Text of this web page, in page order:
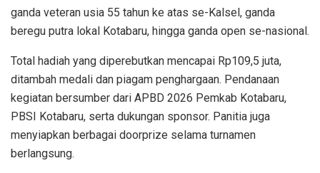
ganda veteran usia 55 tahun ke atas se-Kalsel, ganda
beregu putra lokal Kotabaru, hingga ganda open se-nasional.
Total hadiah yang diperebutkan mencapai Rp109,5 juta,
ditambah medali dan piagam penghargaan. Pendanaan
kegiatan bersumber dari APBD 2026 Pemkab Kotabaru,
PBSI Kotabaru, serta dukungan sponsor. Panitia juga
menyiapkan berbagai doorprize selama turnamen
berlangsung.